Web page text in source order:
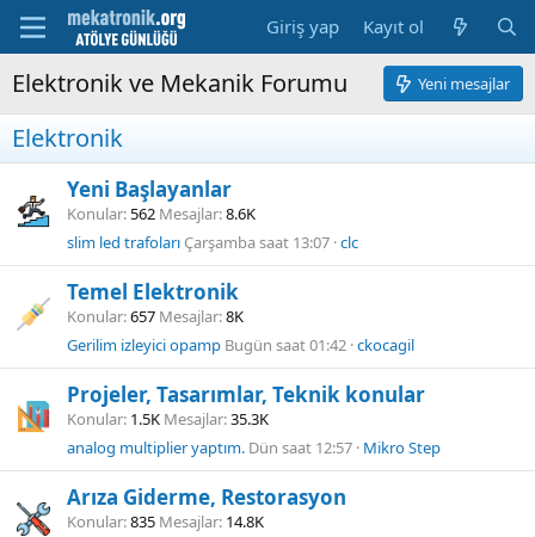
Giriş yap Kayıt ol
Elektronik ve Mekanik Forumu Yeni mesajlar
Elektronik
Yeni Başlayanlar
Konular 562 Mesajlar 8.6K
slim led trafoları Çarşamba saat 13:07 clc
Temel Elektronik
Konular 657 Mesajlar 8K
Gerilim izleyici opamp Bugün saat 01:42 ckocagil
Projeler, Tasarımlar, Teknik konular
Konular 1.5K Mesajlar 35.3K
analog multiplier yaptım. Dün saat 12:57 Mikro Step
Arıza Giderme, Restorasyon
Konular 835 Mesajlar 14.8K